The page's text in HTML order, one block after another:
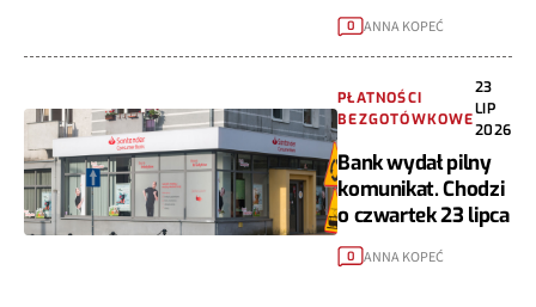
0 ANNA KOPEĆ
PŁATNOŚCI
BEZGOTÓWKOWE
23
LIP
2026
Bank wydał pilny
komunikat. Chodzi
o czwartek 23 lipca
0 ANNA KOPEĆ